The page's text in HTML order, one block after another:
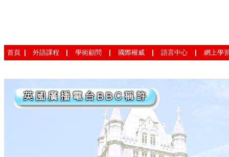
首頁 外語課程 學術顧問 國際權威 語言中心 網上學